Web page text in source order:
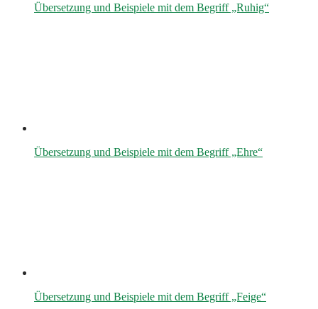
Übersetzung und Beispiele mit dem Begriff „Ruhig“
Übersetzung und Beispiele mit dem Begriff „Ehre“
Übersetzung und Beispiele mit dem Begriff „Feige“